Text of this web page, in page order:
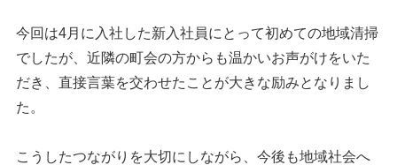
今回は4月に入社した新入社員にとって初めての地域清掃
でしたが、近隣の町会の方からも温かいお声がけをいた
だき、直接言葉を交わせたことが大きな励みとなりまし
た。
こうしたつながりを大切にしながら、今後も地域社会へ